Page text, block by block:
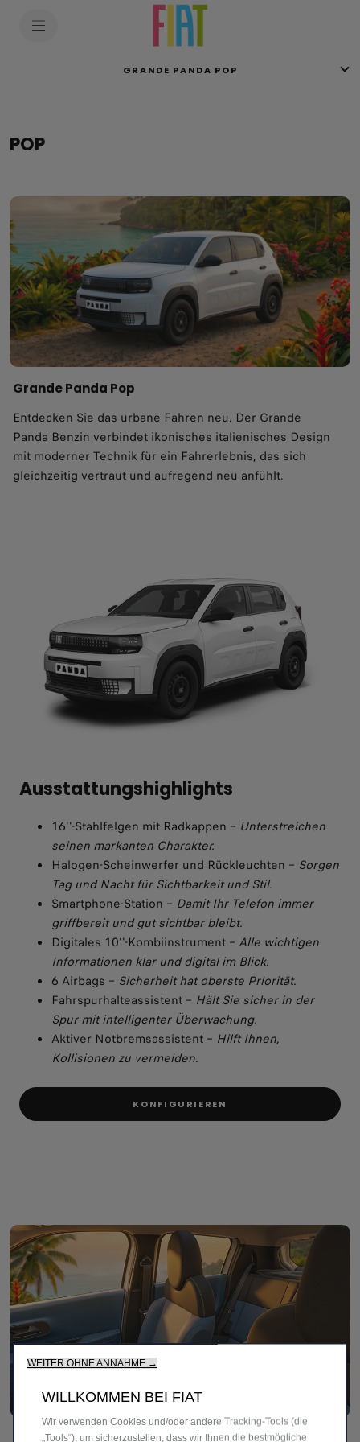
GRANDE PANDA POP
POP
Grande Panda Pop
Entdecken Sie das urbane Fahren neu. Der Grande
Panda Benzin verbindet ikonisches italienisches Design
mit moderner Technik für ein Fahrerlebnis, das sich
gleichzeitig vertraut und aufregend neu anfühlt.
Ausstattungshighlights
16''-Stahlfelgen mit Radkappen – Unterstreichen
seinen markanten Charakter.
Halogen-Scheinwerfer und Rückleuchten – Sorgen
Tag und Nacht für Sichtbarkeit und Stil.
Smartphone-Station – Damit Ihr Telefon immer
griffbereit und gut sichtbar bleibt.
Digitales 10''-Kombiinstrument – Alle wichtigen
Informationen klar und digital im Blick.
6 Airbags – Sicherheit hat oberste Priorität.
Fahrspurhalteassistent – Hält Sie sicher in der
Spur mit intelligenter Überwachung.
Aktiver Notbremsassistent – Hilft Ihnen,
Kollisionen zu vermeiden.
KONFIGURIEREN
Wer POP fährt, fällt auf​
WEITER OHNE ANNAHME →
WILLKOMMEN BEI FIAT
Wir verwenden Cookies und/oder andere Tracking-Tools (die
„Tools“), um sicherzustellen, dass wir Ihnen die bestmögliche